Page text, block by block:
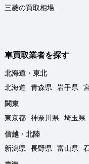
三菱の買取相場
車買取業者を探す
北海道・東北
北海道
青森県 岩手県
関東
東京都
神奈川県 埼玉県
信越・北陸
新潟県
長野県 富山県